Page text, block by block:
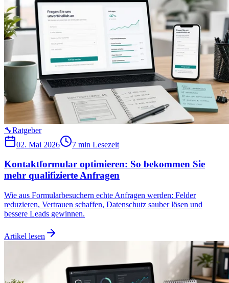
🔧Ratgeber
02. Mai 2026
7 min Lesezeit
Kontaktformular optimieren: So bekommen Sie
mehr qualifizierte Anfragen
Wie aus Formularbesuchern echte Anfragen werden: Felder
reduzieren, Vertrauen schaffen, Datenschutz sauber lösen und
bessere Leads gewinnen.
Artikel lesen